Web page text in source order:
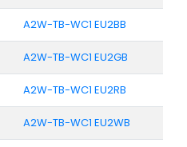
A2W-TB-WC1 EU2BB
A2W-TB-WC1 EU2GB
A2W-TB-WC1 EU2RB
A2W-TB-WC1 EU2WB